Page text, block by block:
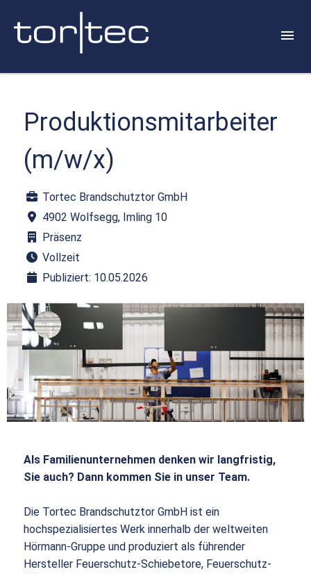
Produktionsmitarbeiter
(m/w/x)
Tortec Brandschutztor GmbH
4902 Wolfsegg, Imling 10
Präsenz
Vollzeit
Publiziert: 10.05.2026
Als Familienunternehmen denken wir langfristig,
Sie auch? Dann kommen Sie in unser Team.
Die Tortec Brandschutztor GmbH ist ein
hochspezialisiertes Werk innerhalb der weltweiten
Hörmann-Gruppe und produziert als führender
Hersteller Feuerschutz-Schiebetore, Feuerschutz-